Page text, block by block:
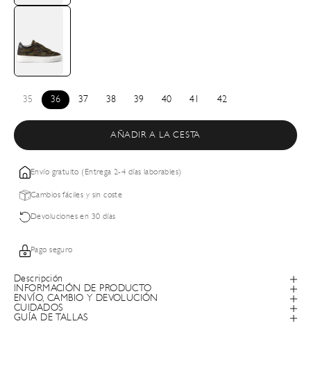
35 36 37 38 39 40 41 42
AÑADIR A LA CESTA
Envío gratuito (Entrega 2-4 días laborables)
Cambios fáciles y sin coste
Devoluciones en 30 días
Pago seguro
Descripción
INFORMACIÓN DE PRODUCTO
ENVÍO, CAMBIO Y DEVOLUCIÓN
CUIDADOS
GUÍA DE TALLAS